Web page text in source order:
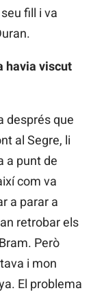
fill i va
havia viscut
després que
al Segre, li
a punt de
com va
a parar a
retrobar els
Però
i mon
El problema